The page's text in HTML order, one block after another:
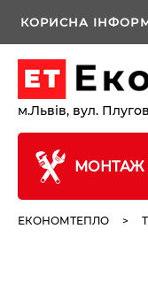
КОРИСНА
м.Львів, вул.
МОНТАЖ
ЕКОНОМТЕПЛО >